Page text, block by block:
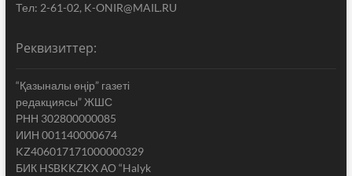
Тел: 2-61-02, K-ONIR@MAIL.RU
Реквизиттер:
“Қазыналы өңір” газеті
редакциясы” ЖШС
РНН 302800000085
ИИН 001140000674
KZ406017171000000329
БИК HSBKKZKX АО “Halyk